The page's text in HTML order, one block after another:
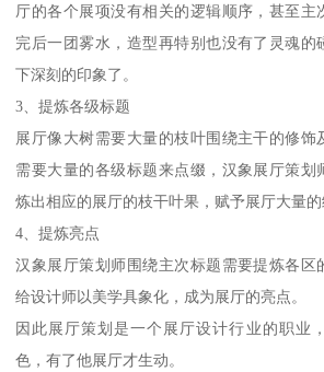
厅的各个展项没有相关的逻辑顺序，甚至主
完后一团雾水，造型再特别也没有了灵魂的
下深刻的印象了。
3、提炼各级标题
展厅像大树需要大量的枝叶围绕主干的修饰
需要大量的各级标题来点缀，汉象展厅策划
炼出相应的展厅的枝干叶果，赋予展厅大量的
4、提炼亮点
汉象展厅策划师围绕主次标题需要提炼各区
给设计师以美学具象化，成为展厅的亮点。
因此展厅策划是一个展厅设计行业的职业
色，有了他展厅才生动。